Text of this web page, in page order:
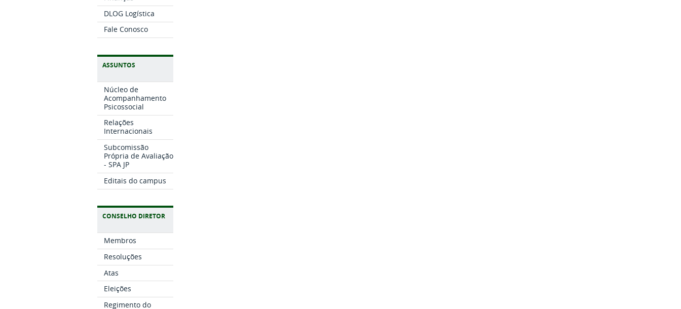
DLOG Logística
Fale Conosco
ASSUNTOS
Núcleo de
Acompanhamento
Psicossocial
Relações
Internacionais
Subcomissão
Própria de Avaliação
- SPA JP
Editais do campus
CONSELHO DIRETOR
Membros
Resoluções
Atas
Eleições
Regimento do